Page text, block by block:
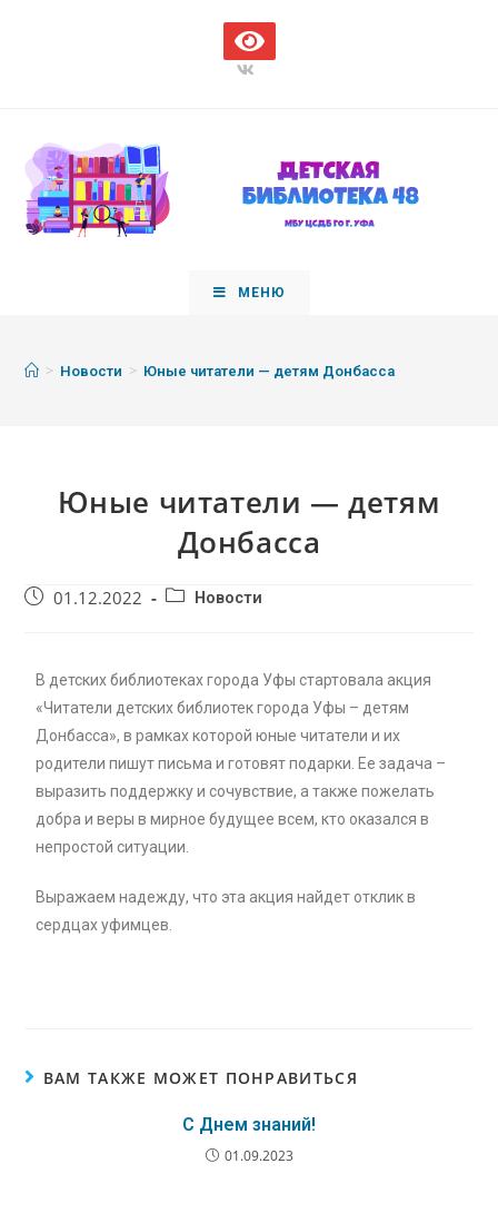
МЕНЮ
> Новости > Юные читатели — детям Донбасса
Юные читатели — детям
Донбасса
01.12.2022 Новости
В детских библиотеках города Уфы стартовала акция
«Читатели детских библиотек города Уфы – детям
Донбасса», в рамках которой юные читатели и их
родители пишут письма и готовят подарки. Ее задача –
выразить поддержку и сочувствие, а также пожелать
добра и веры в мирное будущее всем, кто оказался в
непростой ситуации.
Выражаем надежду, что эта акция найдет отклик в
сердцах уфимцев.
ВАМ ТАКЖЕ МОЖЕТ ПОНРАВИТЬСЯ
С Днем знаний!
01.09.2023